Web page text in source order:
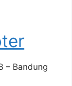
– Bandung